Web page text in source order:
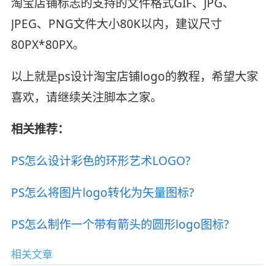
淘宝店铺标志的支持的文件格式GIF、JPG、
JPEG、PNG文件大小80K以内，建议尺寸
80PX*80PX。
以上就是ps设计淘宝店铺logo的教程，希望大家
喜欢，请继续关注脚本之家。
相关推荐：
PS怎么设计彩色的环形艺术LOGO?
PS怎么将图片logo转化为矢量图标?
PS怎么制作一个带有箭头的圆形logo图标?
相关文章